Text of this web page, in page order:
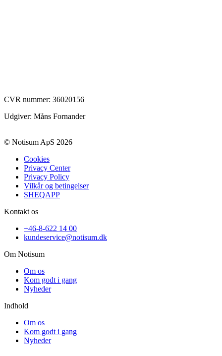
CVR nummer: 36020156
Udgiver: Måns Fornander
© Notisum ApS 2026
Cookies
Privacy Center
Privacy Policy
Vilkår og betingelser
SHEQAPP
Kontakt os
+46-8-622 14 00
kundeservice@notisum.dk
Om Notisum
Om os
Kom godt i gang
Nyheder
Indhold
Om os
Kom godt i gang
Nyheder